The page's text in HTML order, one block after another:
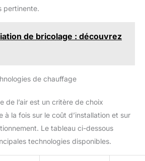
pertinente.
de bricolage : découvrez
de chauffage
de l’air est un critère de choix
à la fois sur le coût d’installation et sur
Le tableau ci-dessous
technologies disponibles.